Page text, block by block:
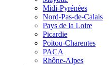
Midi-Pyrénées
Nord-Pas-de-Calais
Pays de la Loire
Picardie
Poitou-Charentes
PACA
Rhône-Alpes